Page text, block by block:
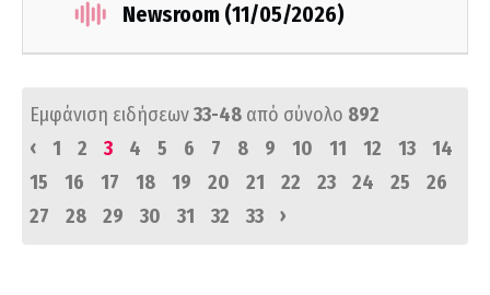
Newsroom (11/05/2026)
Εμφάνιση ειδήσεων33-48 από σύνολο 892
‹
1 2 3 4 5 6 7 8 9 10 11 12 13
14
15
16 17 18 19 20 21 22 23 24 25
26
27
28 29 30 31 32 33 ›